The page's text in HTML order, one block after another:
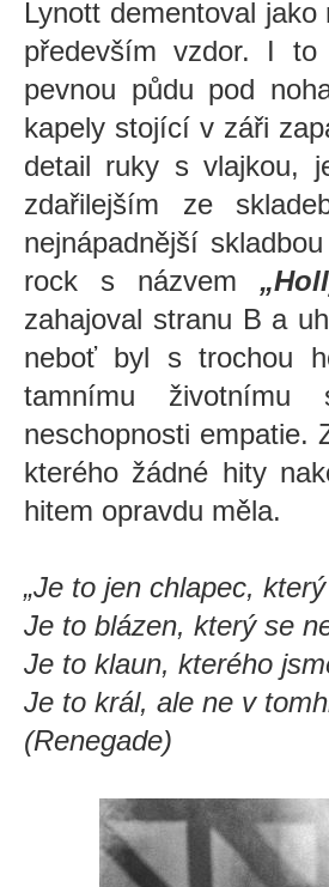
Lynott dementoval
především vzdor. I
pevnou půdu pod
kapely stojící v záři
detail ruky s vlajkou,
zdařilejším ze
nejnápadnější
rock s názvem
zahajoval stranu B a
neboť byl s trochou
tamnímu životnímu
neschopnosti empatie.
kterého žádné hity
hitem opravdu měla.
„Je to jen chlapec,
Je to blázen, který se
Je to klaun, kterého
Je to král, ale ne v
(Renegade)